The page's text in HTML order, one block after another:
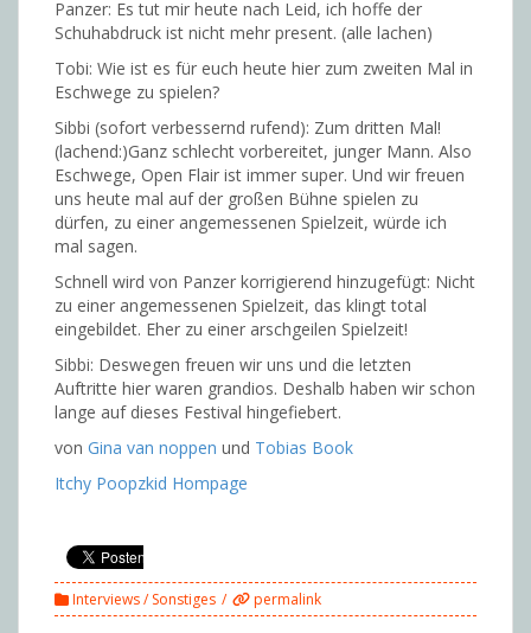
Panzer: Es tut mir heute nach Leid, ich hoffe der
Schuhabdruck ist nicht mehr present. (alle lachen)
Tobi: Wie ist es für euch heute hier zum zweiten Mal in
Eschwege zu spielen?
Sibbi (sofort verbessernd rufend): Zum dritten Mal!
(lachend:)Ganz schlecht vorbereitet, junger Mann. Also
Eschwege, Open Flair ist immer super. Und wir freuen
uns heute mal auf der großen Bühne spielen zu
dürfen, zu einer angemessenen Spielzeit, würde ich
mal sagen.
Schnell wird von Panzer korrigierend hinzugefügt: Nicht
zu einer angemessenen Spielzeit, das klingt total
eingebildet. Eher zu einer arschgeilen Spielzeit!
Sibbi: Deswegen freuen wir uns und die letzten
Auftritte hier waren grandios. Deshalb haben wir schon
lange auf dieses Festival hingefiebert.
von Gina van noppen und Tobias Book
Itchy Poopzkid Hompage
Interviews / Sonstiges permalink